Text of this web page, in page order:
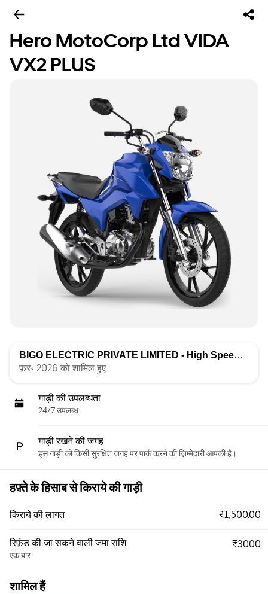
Hero MotoCorp Ltd VIDA
VX2 PLUS
BIGO ELECTRIC PRIVATE LIMITED - High Speedद्वारा
फ़र॰ 2026 को शामिल हुए
गाड़ी की उपलब्धता
24/7 उपलब्ध
गाड़ी रखने की जगह
इस गाड़ी को किसी सुरक्षित जगह पर पार्क करने की ज़िम्मेदारी आपकी है।
हफ़्ते के हिसाब से किराये की गाड़ी
किराये की लागत ₹1,500.00
रिफ़ंड की जा सकने वाली जमा राशि
एक बार
₹3000
शामिल हैं